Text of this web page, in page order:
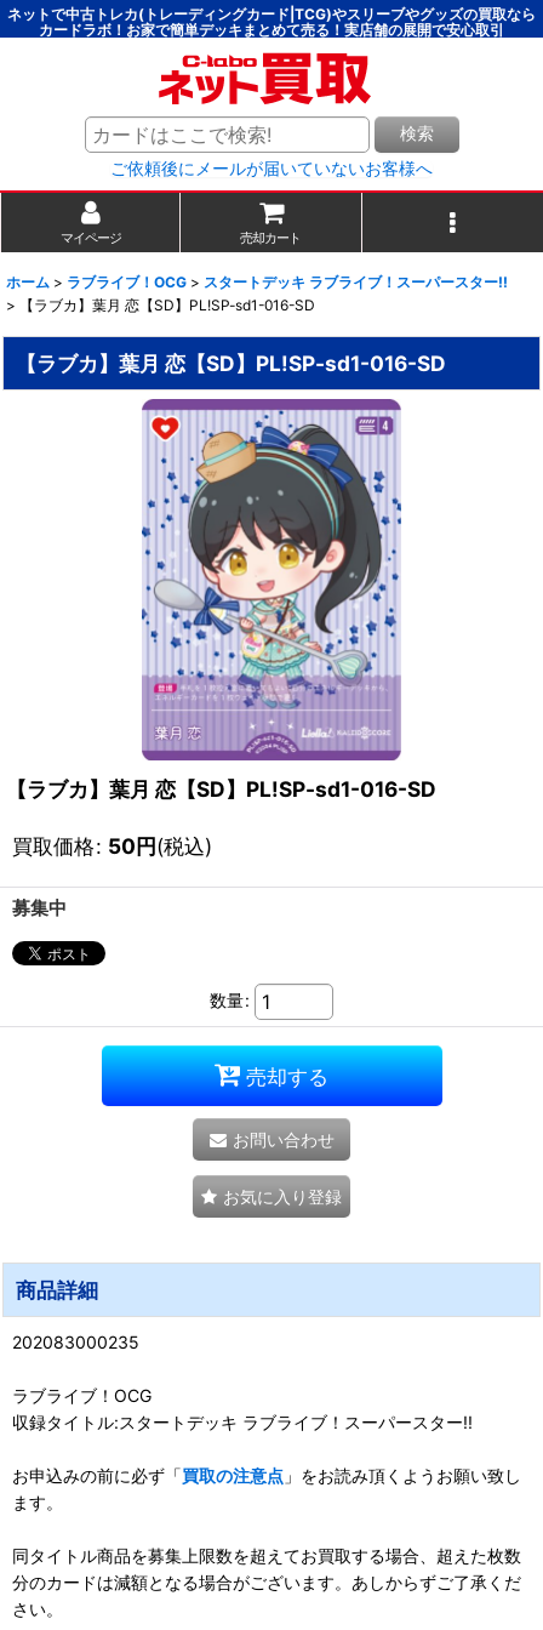
ネットで中古トレカ(トレーディングカード|TCG)やスリーブやグッズの買取なら
カードラボ！お家で簡単デッキまとめて売る！実店舗の展開で安心取引
検索
ご依頼後にメールが届いていないお客様へ
マイページ 売却カート
ホーム > ラブライブ！OCG > スタートデッキ ラブライブ！スーパースター!!
>
【ラブカ】葉月 恋【SD】PL!SP-sd1-016-SD
【ラブカ】葉月 恋【SD】PL!SP-sd1-016-SD
【ラブカ】葉月 恋【SD】PL!SP-sd1-016-SD
買取価格: 50円(税込)
募集中
数量:
売却する
お問い合わせ
お気に入り登録
商品詳細
202083000235
ラブライブ！OCG
収録タイトル:スタートデッキ ラブライブ！スーパースター!!
お申込みの前に必ず「買取の注意点 」をお読み頂くようお願い致し
ます。
同タイトル商品を募集上限数を超えてお買取する場合、超えた枚数
分のカードは減額となる場合がございます。あしからずご了承くだ
さい。